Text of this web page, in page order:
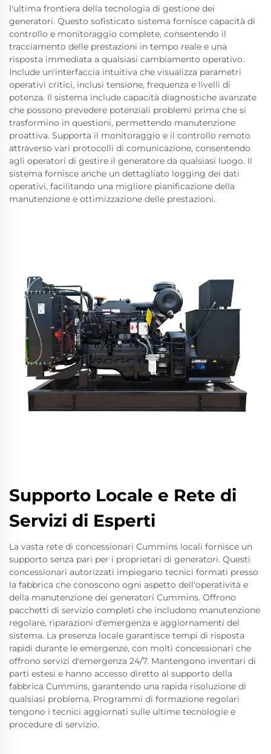
l'ultima frontiera della tecnologia di gestione dei
generatori. Questo sofisticato sistema fornisce capacità di
controllo e monitoraggio complete, consentendo il
tracciamento delle prestazioni in tempo reale e una
risposta immediata a qualsiasi cambiamento operativo.
Include un'interfaccia intuitiva che visualizza parametri
operativi critici, inclusi tensione, frequenza e livelli di
potenza. Il sistema include capacità diagnostiche avanzate
che possono prevedere potenziali problemi prima che si
trasformino in questioni, permettendo manutenzione
proattiva. Supporta il monitoraggio e il controllo remoto
attraverso vari protocolli di comunicazione, consentendo
agli operatori di gestire il generatore da qualsiasi luogo. Il
sistema fornisce anche un dettagliato logging dei dati
operativi, facilitando una migliore pianificazione della
manutenzione e ottimizzazione delle prestazioni.
Supporto Locale e Rete di
Servizi di Esperti
La vasta rete di concessionari Cummins locali fornisce un
supporto senza pari per i proprietari di generatori. Questi
concessionari autorizzati impiegano tecnici formati presso
la fabbrica che conoscono ogni aspetto dell'operatività e
della manutenzione dei generatori Cummins. Offrono
pacchetti di servizio completi che includono manutenzione
regolare, riparazioni d'emergenza e aggiornamenti del
sistema. La presenza locale garantisce tempi di risposta
rapidi durante le emergenze, con molti concessionari che
offrono servizi d'emergenza 24/7. Mantengono inventari di
parti estesi e hanno accesso diretto al supporto della
fabbrica Cummins, garantendo una rapida risoluzione di
qualsiasi problema. Programmi di formazione regolari
tengono i tecnici aggiornati sulle ultime tecnologie e
procedure di servizio.